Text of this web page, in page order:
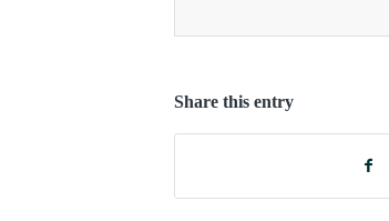
Share this entry